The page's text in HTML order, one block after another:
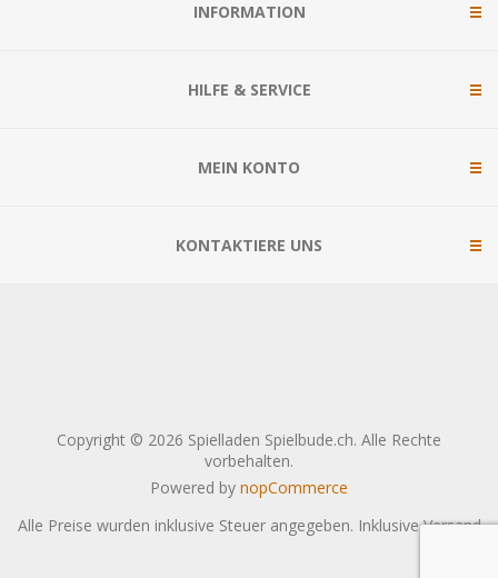
INFORMATION
HILFE & SERVICE
MEIN KONTO
KONTAKTIERE UNS
Copyright © 2026 Spielladen Spielbude.ch. Alle Rechte
vorbehalten.
Powered by nopCommerce
Alle Preise wurden inklusive Steuer angegeben. InklusiveVersand